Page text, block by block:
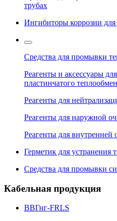
трубах
Ингибиторы коррозии для
Средства для промывки
Реагенты и аксессуары
пластинчатого
Реагенты для
Реагенты для наружной
Реагенты для внутренней
Герметик для устранения
Средства для промывки
Кабельная продукция
ВВГнг-FRLS